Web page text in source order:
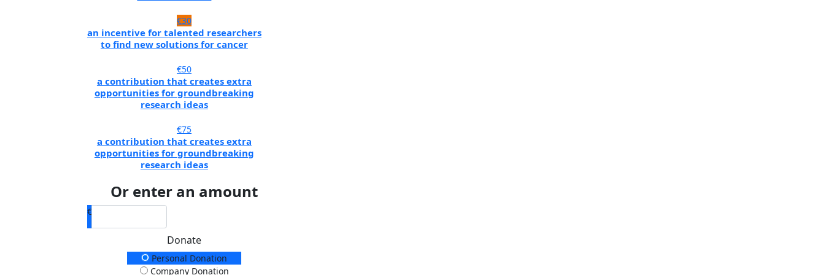
€30
an incentive for talented researchers
to find new solutions for cancer
€50
a contribution that creates extra
opportunities for groundbreaking
research ideas
€75
a contribution that creates extra
opportunities for groundbreaking
research ideas
Or enter an amount
€
Donate
Donation TypePersonal Donation
Company Donation